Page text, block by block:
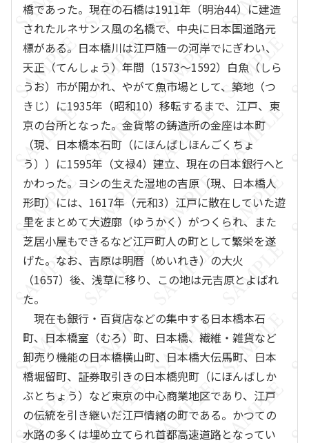
橋であった。現在の石橋は1911年（明治44）に建造
されたルネサンス風の名橋で、中央に日本国道路元
標がある。日本橋川は江戸随一の河岸でにぎわい、
天正（てんしょう）年間（1573～1592）白魚（しら
うお）市が開かれ、やがて魚市場として、築地（つ
きじ）に1935年（昭和10）移転するまで、江戸、東
京の台所となった。金貨幣の鋳造所の金座は本町
（現、日本橋本石町（にほんばしほんごくちょ
う））に1595年（文禄4）建立、現在の日本銀行へと
かわった。ヨシの生えた湿地の吉原（現、日本橋人
形町）には、1617年（元和3）江戸に散在していた遊
里をまとめて大遊廓（ゆうかく）がつくられ、また
芝居小屋もできるなど江戸町人の町として繁栄を遂
げた。なお、吉原は明暦（めいれき）の大火
（1657）後、浅草に移り、この地は元吉原とよばれ
た。
現在も銀行・百貨店などの集中する日本橋本石
町、日本橋室（むろ）町、日本橋、繊維・雑貨など
卸売り機能の日本橋横山町、日本橋大伝馬町、日本
橋堀留町、証券取引きの日本橋兜町（にほんばしか
ぶとちょう）など東京の中心商業地区であり、江戸
の伝統を引き継いだ江戸情緒の町である。かつての
水路の多くは埋め立てられ首都高速道路となってい